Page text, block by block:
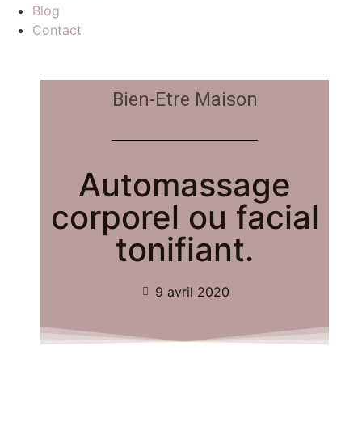
Blog
Contact
Bien-Etre Maison
Automassage
corporel ou facial
tonifiant.
9 avril 2020